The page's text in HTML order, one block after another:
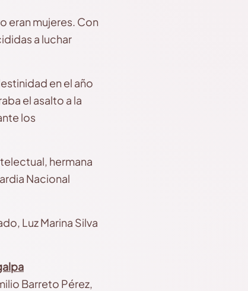
eran mujeres. Con
a luchar
en el año
el asalto a la
los
hermana
Nacional
Luz Marina Silva
Barreto Pérez,